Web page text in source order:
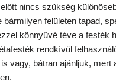
nincs szükség
felületen tapad,
könnyűvé téve a festék
rendkívül
vagy, bátran ajánljuk, mert